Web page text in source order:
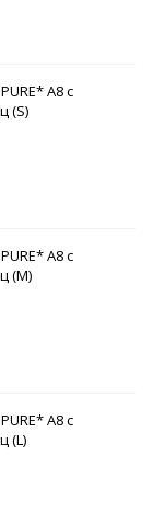
A8 с
(S)
A8 с
(M)
A8 с
(L)